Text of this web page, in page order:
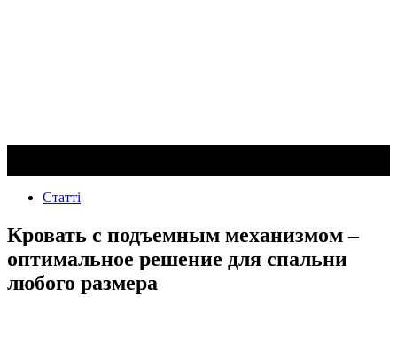
Статті
Кровать с подъемным механизмом –
оптимальное решение для спальни
любого размера